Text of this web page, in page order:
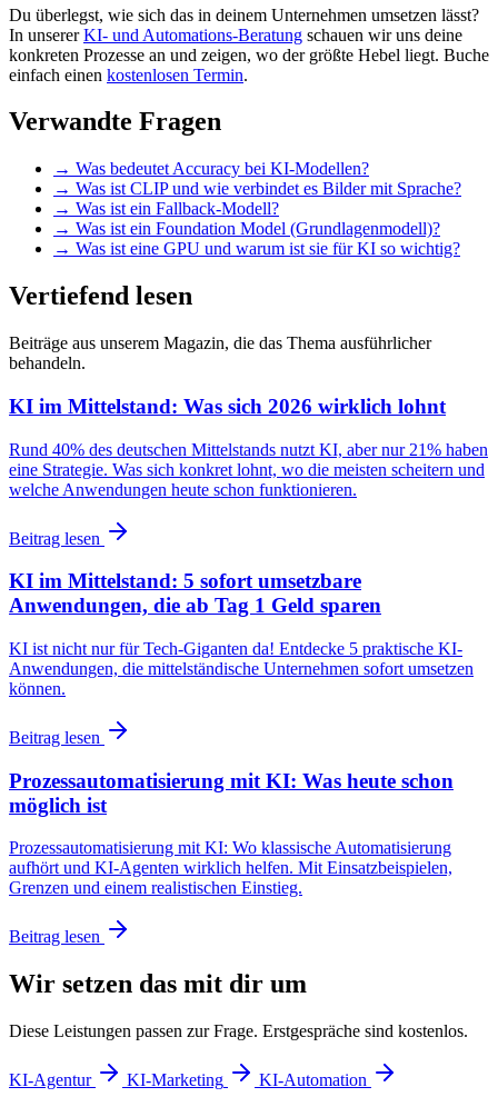
Du überlegst, wie sich das in deinem Unternehmen umsetzen lässt?
In unsererKI- und Automations-Beratung schauen wir uns deine
konkreten Prozesse an und zeigen, wo der größte Hebel liegt. Buche
einfach einen kostenlosen Termin.
Verwandte Fragen
→ Was bedeutet Accuracy bei KI-Modellen?
→ Was ist CLIP und wie verbindet es Bilder mit Sprache?
→ Was ist ein Fallback-Modell?
→ Was ist ein Foundation Model (Grundlagenmodell)?
→ Was ist eine GPU und warum ist sie für KI so wichtig?
Vertiefend lesen
Beiträge aus unserem Magazin, die das Thema ausführlicher
behandeln.
KI im Mittelstand: Was sich 2026 wirklich lohnt
Rund 40% des deutschen Mittelstands nutzt KI, aber nur 21% haben
eine Strategie. Was sich konkret lohnt, wo die meisten scheitern und
welche Anwendungen heute schon funktionieren.
Beitrag lesen
KI im Mittelstand: 5 sofort umsetzbare
Anwendungen, die ab Tag 1 Geld sparen
KI ist nicht nur für Tech-Giganten da! Entdecke 5 praktische KI-
Anwendungen, die mittelständische Unternehmen sofort umsetzen
können.
Beitrag lesen
Prozessautomatisierung mit KI: Was heute schon
möglich ist
Prozessautomatisierung mit KI: Wo klassische Automatisierung
aufhört und KI-Agenten wirklich helfen. Mit Einsatzbeispielen,
Grenzen und einem realistischen Einstieg.
Beitrag lesen
Wir setzen das mit dir um
Diese Leistungen passen zur Frage. Erstgespräche sind kostenlos.
KI-Agentur KI-Marketing
KI-Automation